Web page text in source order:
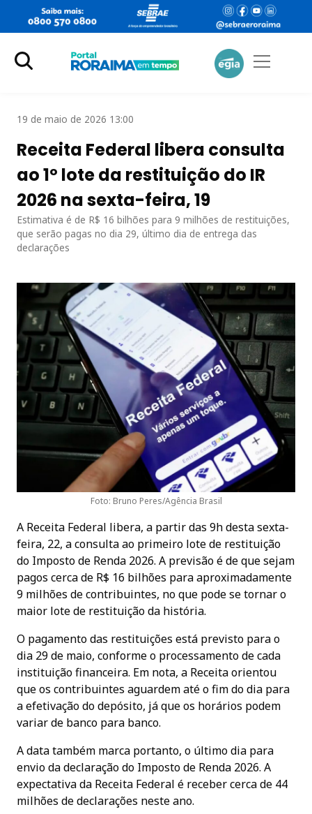
19 de maio de 2026 13:00
Receita Federal libera consulta
ao 1º lote da restituição do IR
2026 na sexta-feira, 19
Estimativa é de R$ 16 bilhões para 9 milhões de restituições,
que serão pagas no dia 29, último dia de entrega das
declarações
Foto: Bruno Peres/Agência Brasil
A Receita Federal libera, a partir das 9h desta sexta-
feira, 22, a consulta ao primeiro lote de restituição
do Imposto de Renda 2026. A previsão é de que sejam
pagos cerca de R$ 16 bilhões para aproximadamente
9 milhões de contribuintes, no que pode se tornar o
maior lote de restituição da história.
O pagamento das restituições está previsto para o
dia 29 de maio, conforme o processamento de cada
instituição financeira. Em nota, a Receita orientou
que os contribuintes aguardem até o fim do dia para
a efetivação do depósito, já que os horários podem
variar de banco para banco.
A data também marca portanto, o último dia para
envio da declaração do Imposto de Renda 2026. A
expectativa da Receita Federal é receber cerca de 44
milhões de declarações neste ano.